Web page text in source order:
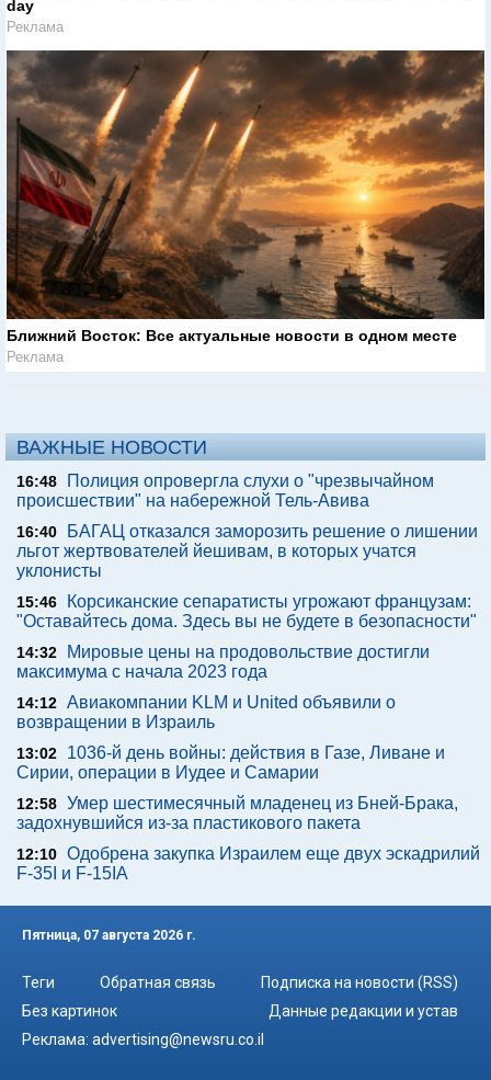
day
Реклама
Ближний Восток: Все актуальные новости в одном месте
Реклама
ВАЖНЫЕ НОВОСТИ
16:48
Полиция опровергла слухи о "чрезвычайном
происшествии" на набережной Тель-Авива
16:40
БАГАЦ отказался заморозить решение о лишении
льгот жертвователей йешивам, в которых учатся
уклонисты
15:46
Корсиканские сепаратисты угрожают французам:
"Оставайтесь дома. Здесь вы не будете в безопасности"
14:32
Мировые цены на продовольствие достигли
максимума с начала 2023 года
14:12 Авиакомпании KLM и United объявили о
возвращении в Израиль
13:02
1036-й день войны: действия в Газе, Ливане и
Сирии, операции в Иудее и Самарии
12:58 Умер шестимесячный младенец из Бней-Брака,
задохнувшийся из-за пластикового пакета
12:10 Одобрена закупка Израилем еще двух эскадрилий
F-35I и F-15IA
Пятница, 07 августа 2026 г.
Теги Обратная связь
Подписка на новости (RSS)
Без картинок
Данные редакции и устав
Реклама: advertising@newsru.co.il